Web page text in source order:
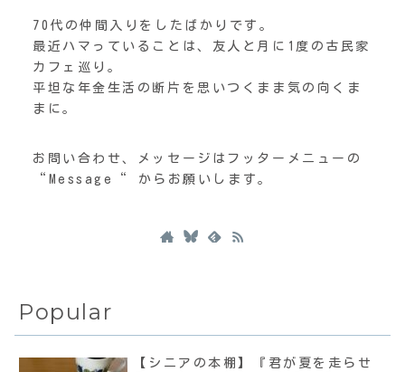
70代の仲間入りをしたばかりです。
最近ハマっていることは、友人と月に1度の古民家
カフェ巡り。
平坦な年金生活の断片を思いつくまま気の向くま
まに。
お問い合わせ、メッセージはフッターメニューの
“Message“ からお願いします。
Popular
【シニアの本棚】『君が夏を走らせ